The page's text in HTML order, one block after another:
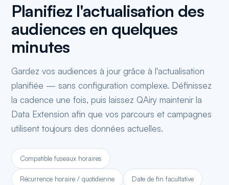
Planifiez l'actualisation des
audiences en quelques
minutes
Gardez vos audiences à jour grâce à l'actualisation
planifiée — sans configuration complexe. Définissez
la cadence une fois, puis laissez QAiry maintenir la
Data Extension afin que vos parcours et campagnes
utilisent toujours des données actuelles.
Compatible fuseaux horaires
Récurrence horaire / quotidienne Date de fin facultative